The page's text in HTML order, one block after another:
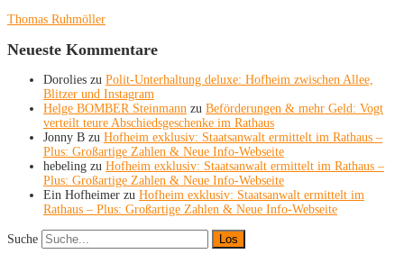
Thomas Ruhmöller
Neueste Kommentare
Dorolies zu Polit-Unterhaltung deluxe: Hofheim zwischen Allee,
Blitzer und Instagram
Helge BOMBER Steinmann zu Beförderungen & mehr Geld: Vogt
verteilt teure Abschiedsgeschenke im Rathaus
Jonny B zu Hofheim exklusiv: Staatsanwalt ermittelt im Rathaus –
Plus: Großartige Zahlen & Neue Info-Webseite
hebeling zu Hofheim exklusiv: Staatsanwalt ermittelt im Rathaus –
Plus: Großartige Zahlen & Neue Info-Webseite
Ein Hofheimer zu Hofheim exklusiv: Staatsanwalt ermittelt im
Rathaus – Plus: Großartige Zahlen & Neue Info-Webseite
Suche